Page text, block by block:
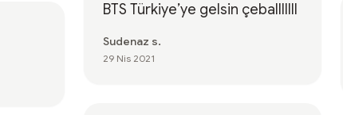
BTS Türkiye’ye gelsin çeballlllll
Sudenaz s.
29 Nis 2021